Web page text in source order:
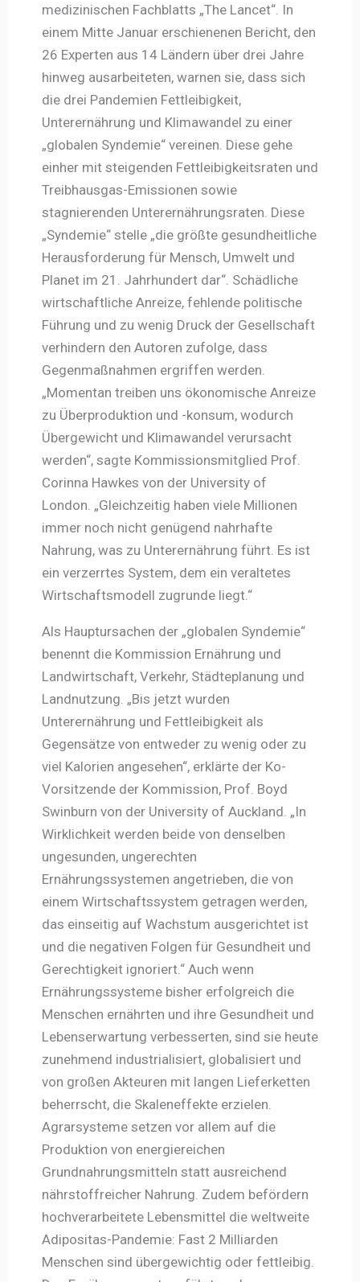
medizinischen Fachblatts „The Lancet“. In
einem Mitte Januar erschienenen Bericht, den
26 Experten aus 14 Ländern über drei Jahre
hinweg ausarbeiteten, warnen sie, dass sich
die drei Pandemien Fettleibigkeit,
Unterernährung und Klimawandel zu einer
„globalen Syndemie“ vereinen. Diese gehe
einher mit steigenden Fettleibigkeitsraten und
Treibhausgas-Emissionen sowie
stagnierenden Unterernährungsraten. Diese
„Syndemie“ stelle „die größte gesundheitliche
Herausforderung für Mensch, Umwelt und
Planet im 21. Jahrhundert dar“. Schädliche
wirtschaftliche Anreize, fehlende politische
Führung und zu wenig Druck der Gesellschaft
verhindern den Autoren zufolge, dass
Gegenmaßnahmen ergriffen werden.
„Momentan treiben uns ökonomische Anreize
zu Überproduktion und -konsum, wodurch
Übergewicht und Klimawandel verursacht
werden“, sagte Kommissionsmitglied Prof.
Corinna Hawkes von der University of
London. „Gleichzeitig haben viele Millionen
immer noch nicht genügend nahrhafte
Nahrung, was zu Unterernährung führt. Es ist
ein verzerrtes System, dem ein veraltetes
Wirtschaftsmodell zugrunde liegt.“
Als Hauptursachen der „globalen Syndemie“
benennt die Kommission Ernährung und
Landwirtschaft, Verkehr, Städteplanung und
Landnutzung. „Bis jetzt wurden
Unterernährung und Fettleibigkeit als
Gegensätze von entweder zu wenig oder zu
viel Kalorien angesehen“, erklärte der Ko-
Vorsitzende der Kommission, Prof. Boyd
Swinburn von der University of Auckland. „In
Wirklichkeit werden beide von denselben
ungesunden, ungerechten
Ernährungssystemen angetrieben, die von
einem Wirtschaftssystem getragen werden,
das einseitig auf Wachstum ausgerichtet ist
und die negativen Folgen für Gesundheit und
Gerechtigkeit ignoriert.“ Auch wenn
Ernährungssysteme bisher erfolgreich die
Menschen ernährten und ihre Gesundheit und
Lebenserwartung verbesserten, sind sie heute
zunehmend industrialisiert, globalisiert und
von großen Akteuren mit langen Lieferketten
beherrscht, die Skaleneffekte erzielen.
Agrarsysteme setzen vor allem auf die
Produktion von energiereichen
Grundnahrungsmitteln statt ausreichend
nährstoffreicher Nahrung. Zudem befördern
hochverarbeitete Lebensmittel die weltweite
Adipositas-Pandemie: Fast 2 Milliarden
Menschen sind übergewichtig oder fettleibig.